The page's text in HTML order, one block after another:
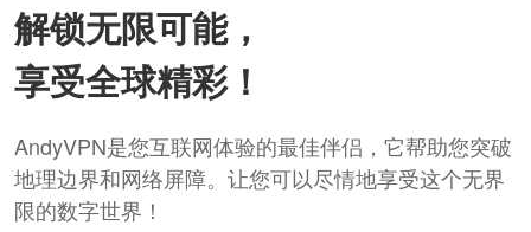
解锁无限可能，
享受全球精彩！
AndyVPN是您互联网体验的最佳伴侣，它帮助您突破
地理边界和网络屏障。让您可以尽情地享受这个无界
限的数字世界！